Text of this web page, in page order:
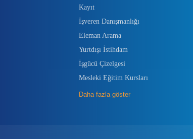
Kayıt
İşveren Danışmanlığı
Eleman Arama
Yurtdışı İstihdam
İşgücü Çizelgesi
Mesleki Eğitim Kursları
Daha fazla göster